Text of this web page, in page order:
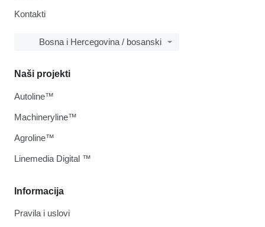
Kontakti
Bosna i Hercegovina / bosanski
Informacija
Pravila i uslovi
Naši projekti
Autoline™
Machineryline™
Agroline™
Linemedia Digital ™